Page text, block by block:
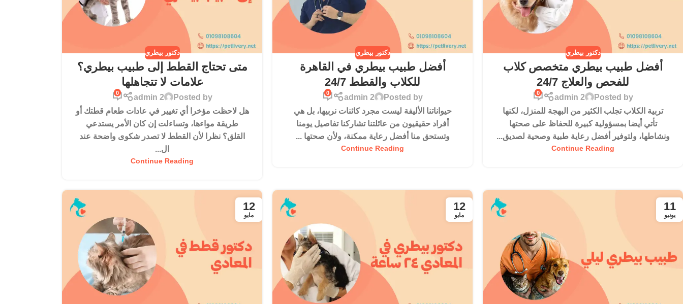
دكتور بيطري
أفضل طبيب بيطري متخصص كلاب
للفحص والعلاج 24/7
Posted by
admin 2
0
تربية الكلاب تجلب الكثير من البهجة للمنزل، لكنها
تأتي أيضا بمسؤولية كبيرة للحفاظ على صحتها
ونشاطها، ولتوفير أفضل رعاية طبية وصحية لصديق...
Continue Reading
دكتور بيطري
أفضل طبيب بيطري في القاهرة
للكلاب والقطط 24/7
Posted by
admin 2
0
حيواناتنا الأليفة ليست مجرد كائنات نربيها، بل هي
أفراد حقيقيون من عائلتنا تشاركنا تفاصيل يومنا
وتستحق منا أفضل رعاية ممكنة، ولأن صحتها ...
Continue Reading
دكتور بيطري
متى تحتاج القطط إلى طبيب بيطري؟
علامات لا تتجاهلها
Posted by
admin 2
0
هل لاحظت مؤخرا أي تغيير في عادات طعام قطتك أو
طريقة مواءها، وتساءلت إن كان الأمر يستدعي
القلق؟ نظرا لأن القطط لا تصدر شكوى واضحة عند
ال...
Continue Reading
11
يونيو
12
مايو
12
مايو